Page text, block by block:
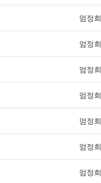
엄정희
엄정희
엄정희
엄정희
엄정희
엄정희
엄정희